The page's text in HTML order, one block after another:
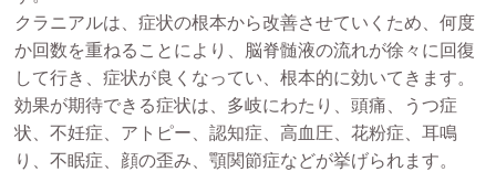
クラニアルは、症状の根本から改善させていくため、何度
か回数を重ねることにより、脳脊髄液の流れが徐々に回復
して行き、症状が良くなってい、根本的に効いてきます。
効果が期待できる症状は、多岐にわたり、頭痛、うつ症
状、不妊症、アトピー、認知症、高血圧、花粉症、耳鳴
り、不眠症、顔の歪み、顎関節症などが挙げられます。